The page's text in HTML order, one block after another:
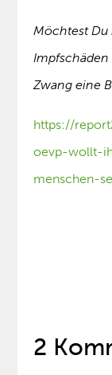
Möchtest
Zwang eine
https://
oevp-wollt-
menschen-
2